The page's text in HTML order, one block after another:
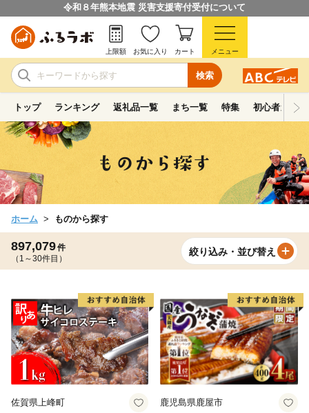
令和８年熊本地震 災害支援寄付受付について
検索
上限額 お気に入り カート メニュー
トップ ランキング 返礼品一覧 まち一覧 特集 初心者ガイド
ホーム ものから探す
897,079件
（1～30件目）
絞り込み・並び替え
佐賀県上峰町 鹿児島県鹿屋市